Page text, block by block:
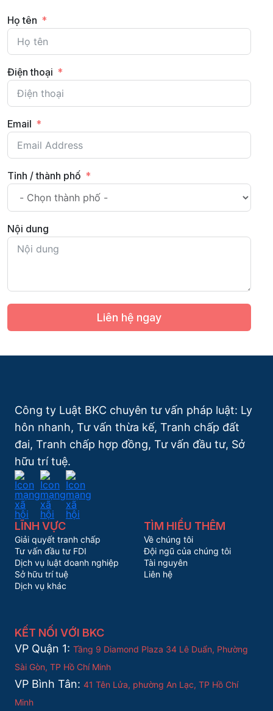
Họ tên
Điện thoại
Email
Tỉnh / thành phố
Nội dung
Liên hệ ngay
Công ty Luật BKC chuyên tư vấn pháp luật: Ly
hôn nhanh, Tư vấn thừa kế, Tranh chấp đất
đai, Tranh chấp hợp đồng, Tư vấn đầu tư, Sở
hữu trí tuệ.
LĨNH VỰC
Giải quyết tranh chấp
Tư vấn đầu tư FDI
Dịch vụ luật doanh nghiệp
Sở hữu trí tuệ
Dịch vụ khác
TÌM HIỂU THÊM
Về chúng tôi
Đội ngũ của chúng tôi
Tài nguyên
Liên hệ
KẾT NỐI VỚI BKC
VP Quận 1: Tầng 9 Diamond Plaza 34 Lê Duẩn, Phường
Sài Gòn, TP Hồ Chí Minh
VP Bình Tân: 41 Tên Lửa, phường An Lạc, TP Hồ Chí
Minh